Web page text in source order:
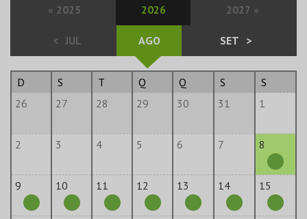
« 2025 2026 2027 »
< JUL AGO SET >
D S T Q Q S
S
26
27 28 29 30 31 1
2 3 4 5 6 7 8
9 10 11 12 13 14 15